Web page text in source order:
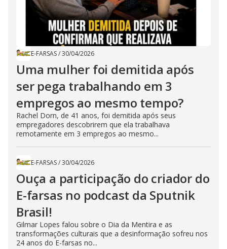
E-FARSAS/30/04/2026
Uma mulher foi demitida após
ser pega trabalhando em 3
empregos ao mesmo tempo?
Rachel Dorn, de 41 anos, foi demitida após seus
empregadores descobrirem que ela trabalhava
remotamente em 3 empregos ao mesmo...
E-FARSAS/30/04/2026
Ouça a participação do criador do
E-farsas no podcast da Sputnik
Brasil!
Gilmar Lopes falou sobre o Dia da Mentira e as
transformações culturais que a desinformação sofreu nos
24 anos do E-farsas no...